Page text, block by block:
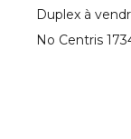
Duplex à
No Centris